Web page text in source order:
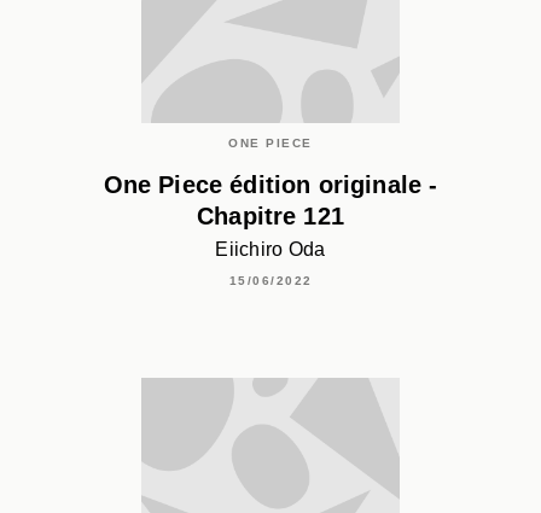
ONE PIECE
One Piece édition originale -
Chapitre 121
Eiichiro Oda
15/06/2022